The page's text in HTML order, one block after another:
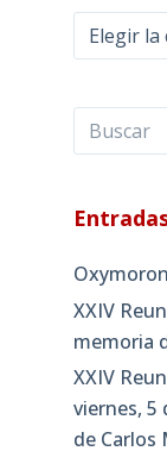
Categorías
XXIV
memoria
XXIV
viernes, 5
de Carlos